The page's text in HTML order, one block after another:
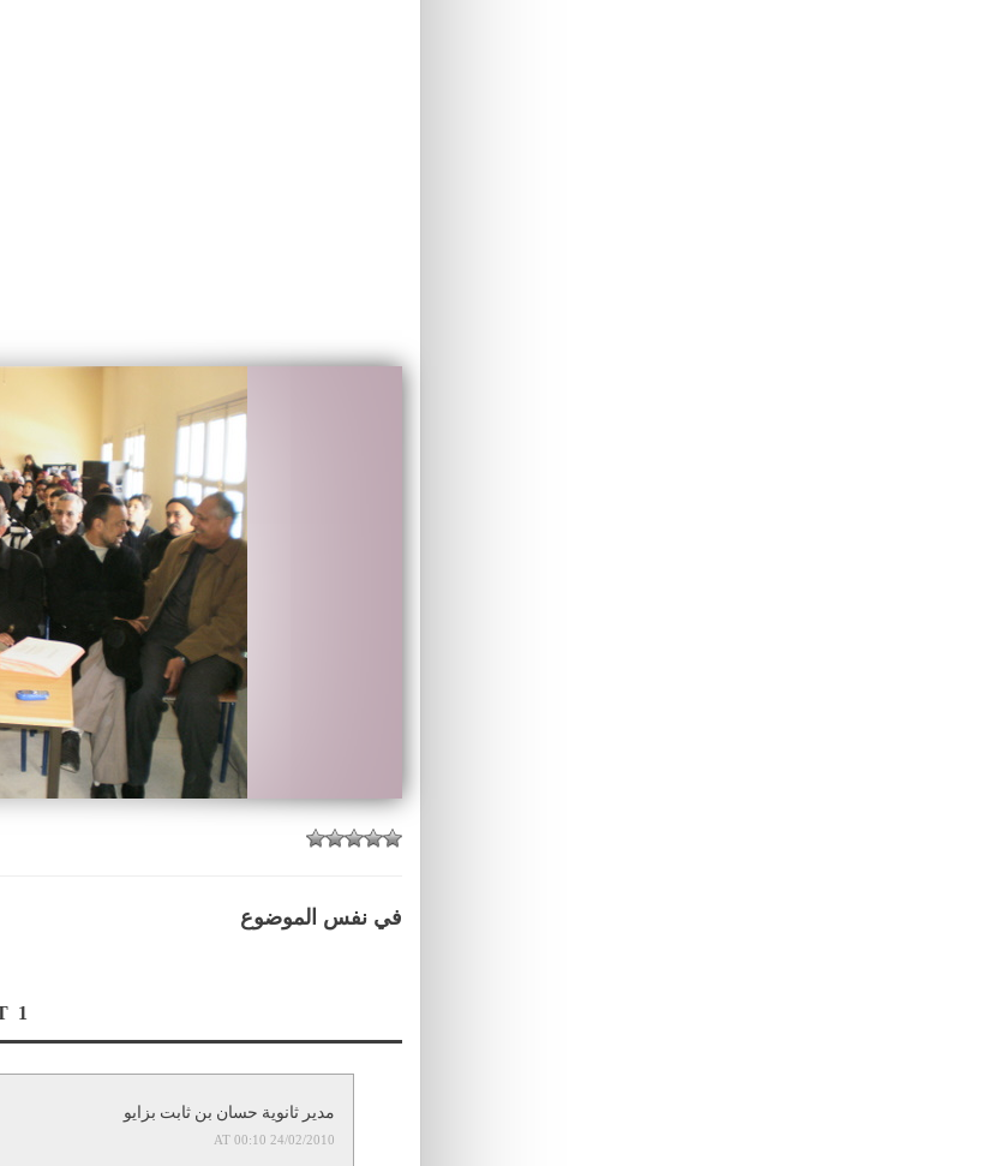
في نفس الموضوع
1
مدير ثانوية حسان بن ثابت بزايو
24/02/2010 AT 00:10